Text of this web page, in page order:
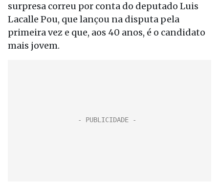
surpresa correu por conta do deputado Luis
Lacalle Pou, que lançou na disputa pela
primeira vez e que, aos 40 anos, é o candidato
mais jovem.